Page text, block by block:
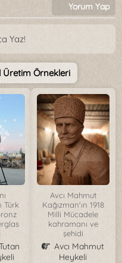
Yorum Yap
Yaz!
Üretim Örnekleri
Türk
Avcı Mahmut
Kağızman'ın 1918
Milli Mücadele
kahramanı ve
şehidi
Avcı Mahmut
Heykeli